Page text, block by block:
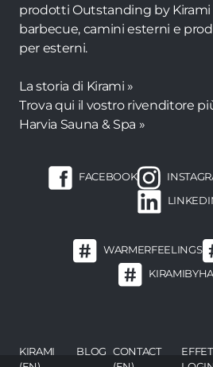
prodotti Outstanding by
barbecue, camini esterni e
per esterni.
La storia di Kirami »
Trova qui il vostro rivenditore
Harvia Sauna & Spa »
FACEBOOK
WARMERFEELINGS
KIRAMI
BLOG CONTACT